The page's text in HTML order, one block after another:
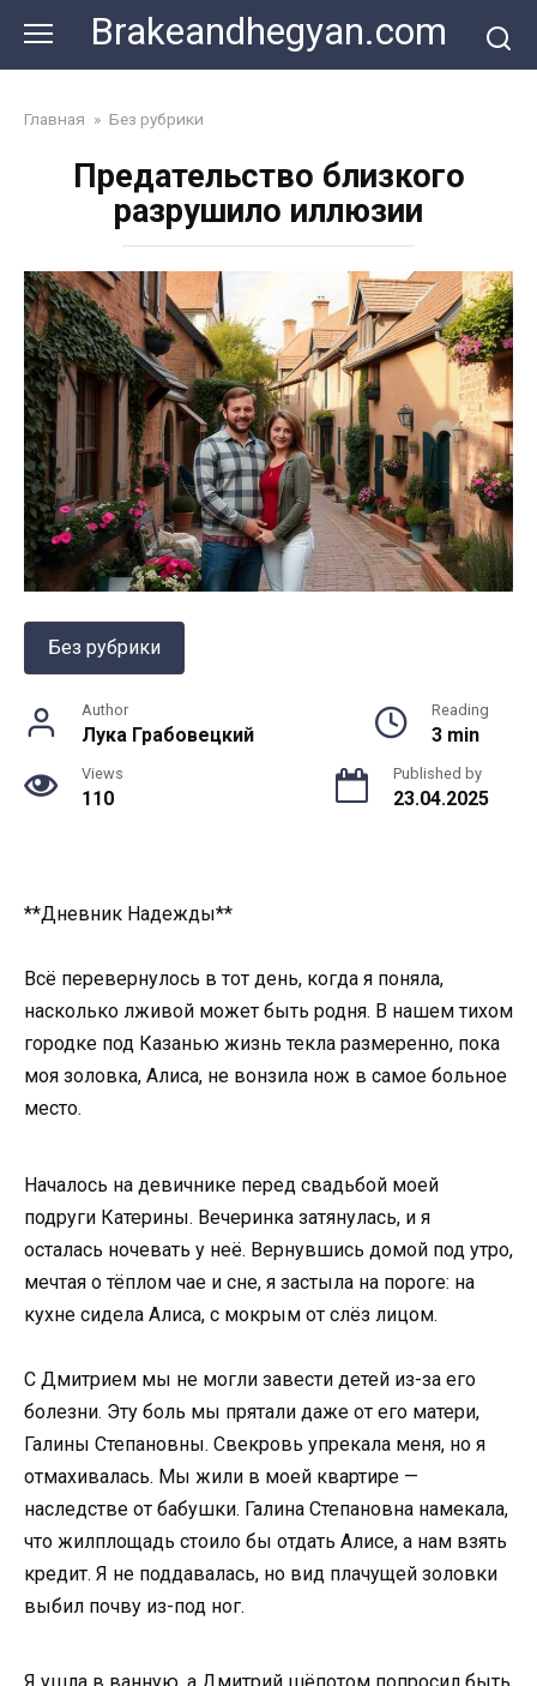
content
Brakeandhegyan.com
Главная » Без рубрики
Предательство близкого
разрушило иллюзии
Без рубрики
Author
Лука Грабовецкий
Reading
3 min
Views
110
Published by
23.04.2025
**Дневник Надежды**
Всё перевернулось в тот день, когда я поняла,
насколько лживой может быть родня. В нашем тихом
городке под Казанью жизнь текла размеренно, пока
моя золовка, Алиса, не вонзила нож в самое больное
место.
Началось на девичнике перед свадьбой моей
подруги Катерины. Вечеринка затянулась, и я
осталась ночевать у неё. Вернувшись домой под утро,
мечтая о тёплом чае и сне, я застыла на пороге: на
кухне сидела Алиса, с мокрым от слёз лицом.
С Дмитрием мы не могли завести детей из-за его
болезни. Эту боль мы прятали даже от его матери,
Галины Степановны. Свекровь упрекала меня, но я
отмахивалась. Мы жили в моей квартире —
наследстве от бабушки. Галина Степановна намекала,
что жилплощадь стоило бы отдать Алисе, а нам взять
кредит. Я не поддавалась, но вид плачущей золовки
выбил почву из-под ног.